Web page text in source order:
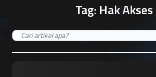
Tag: Hak Akses